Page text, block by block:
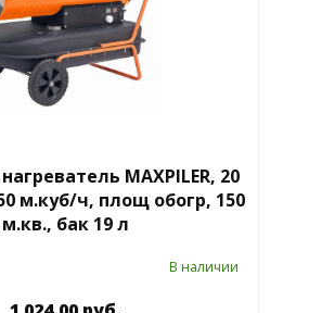
MAXPILER, 20
м.куб/ч, площ обогр, 150
м.кв., бак 19 л
В наличии